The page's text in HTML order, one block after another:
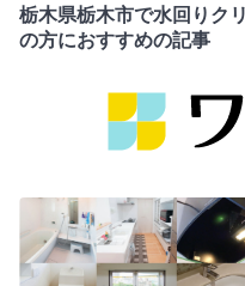
栃木県栃木市で水回りク
の方におすすめの記事